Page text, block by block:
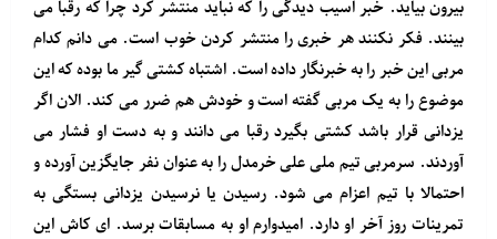
بیرون بیاید. خبر اسیب دیدگی را که نباید منتشر کرد چرا که رقبا می
بینند. فکر نکنند هر خبری را منتشر کردن خوب است. می دانم کدام
مربی این خبر را به خبرنگار داده است. اشتباه کشتی گیر ما بوده که این
موضوع را به یک مربی گفته است و خودش هم ضرر می کند. الان اگر
یزدانی قرار باشد کشتی بگیرد رقبا می دانند و به دست او فشار می
آوردند. سرمربی تیم ملی علی خرمدل را به عنوان نفر جایگزین آورده و
احتمالا با تیم اعزام می شود. رسیدن یا نرسیدن یزدانی بستگی به
تمرینات روز آخر او دارد. امیدوارم او به مسابقات برسد. ای کاش این